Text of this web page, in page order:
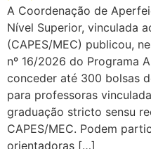
A Coordenação de
Nível Superior, vinculada
(CAPES/MEC) publicou,
nº 16/2026 do Programa
conceder até 300 bolsas
para professoras
graduação stricto sensu
CAPES/MEC. Podem
orientadoras […]